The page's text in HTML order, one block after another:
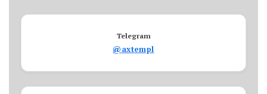
Telegram
@axtempl